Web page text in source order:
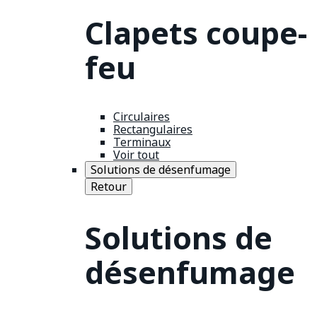
Clapets coupe-
feu
Circulaires
Rectangulaires
Terminaux
Voir tout
Solutions de désenfumage
Retour
Solutions de
désenfumage